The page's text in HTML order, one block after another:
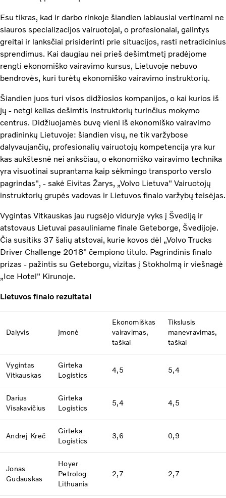
Esu tikras, kad ir darbo rinkoje šiandien labiausiai vertinami ne
siauros specializacijos vairuotojai, o profesionalai, galintys
greitai ir lanksčiai prisiderinti prie situacijos, rasti netradicinius
sprendimus. Kai daugiau nei prieš dešimtmetį pradėjome
rengti ekonomiško vairavimo kursus, Lietuvoje nebuvo
bendrovės, kuri turėtų ekonomiško vairavimo instruktorių.
Šiandien juos turi visos didžiosios kompanijos, o kai kurios iš
jų - netgi kelias dešimtis instruktorių turinčius mokymo
centrus. Didžiuojamės buvę vieni iš ekonomiško vairavimo
pradininkų Lietuvoje: šiandien visų, ne tik varžybose
dalyvaujančių, profesionalių vairuotojų kompetencija yra kur
kas aukštesnė nei anksčiau, o ekonomiško vairavimo technika
yra visuotinai suprantama kaip sėkmingo transporto verslo
pagrindas", - sakė Eivitas Žarys, „Volvo Lietuva" Vairuotojų
instruktorių grupės vadovas ir Lietuvos finalo varžybų teisėjas.
Vygintas Vitkauskas jau rugsėjo viduryje vyks į Švediją ir
atstovaus Lietuvai pasauliniame finale Geteborge, Švedijoje.
Čia susitiks 37 šalių atstovai, kurie kovos dėl „Volvo Trucks
Driver Challenge 2018" čempiono titulo. Pagrindinis finalo
prizas - pažintis su Geteborgu, vizitas į Stokholmą ir viešnagė
„Ice Hotel" Kirunoje.
Lietuvos finalo rezultatai
Dalyvis Įmonė
Ekonomiškas
vairavimas,
taškai
Tikslusis
manevravimas,
taškai
Vygintas
Vitkauskas
Girteka
Logistics
4,5 5,4
Darius
Visakavičius
Girteka
Logistics
5,4 4,5
Andrej Kreč
Girteka
Logistics
3,6 0,9
Jonas
Gudauskas
Hoyer
Petrolog
Lithuania
2,7 2,7